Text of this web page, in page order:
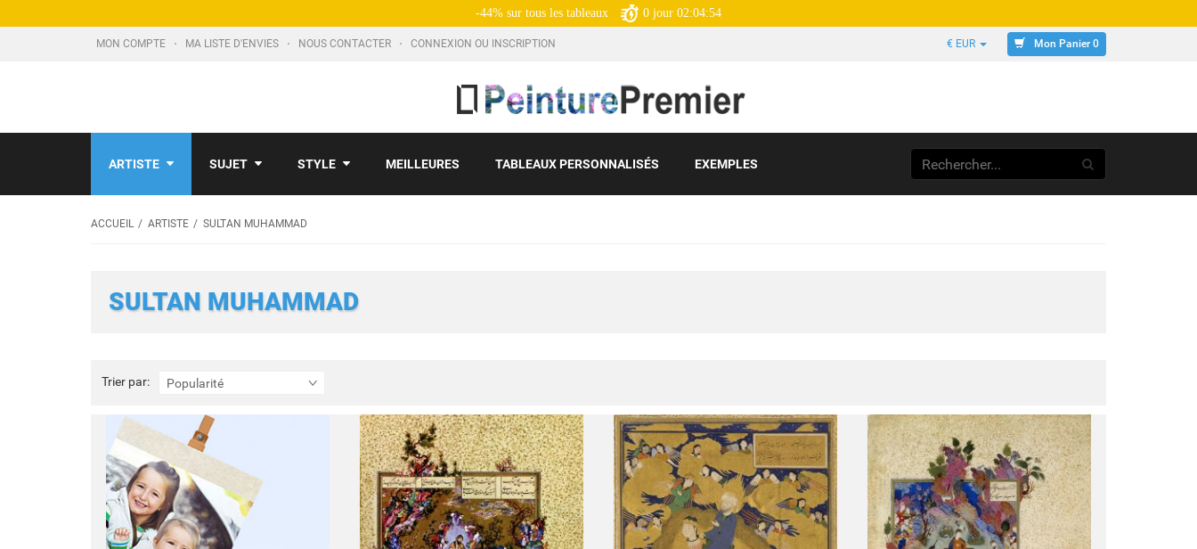
-44% sur tous les tableaux 0 jour 02:04:53
MON COMPTE MA LISTE D'ENVIES NOUS CONTACTER CONNEXION OU INSCRIPTION € EUR Mon Panier 0
ARTISTE SUJET STYLE MEILLEURES TABLEAUX PERSONNALISÉS EXEMPLES
ACCUEIL ARTISTE SULTAN MUHAMMAD
SULTAN MUHAMMAD
Trier par: Popularité
Trier
par: